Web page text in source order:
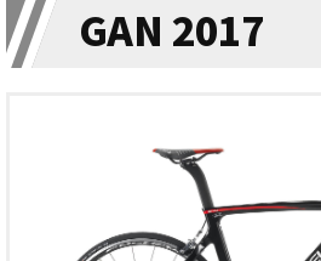
GAN 2017